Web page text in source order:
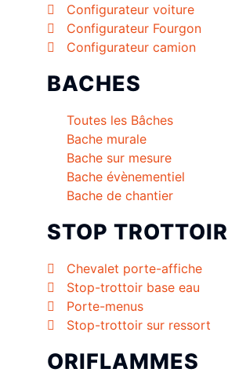
Configurateur voiture
Configurateur Fourgon
Configurateur camion
BACHES
Toutes les Bâches
Bache murale
Bache sur mesure
Bache évènementiel
Bache de chantier
STOP TROTTOIR
Chevalet porte-affiche
Stop-trottoir base eau
Porte-menus
Stop-trottoir sur ressort
ORIFLAMMES